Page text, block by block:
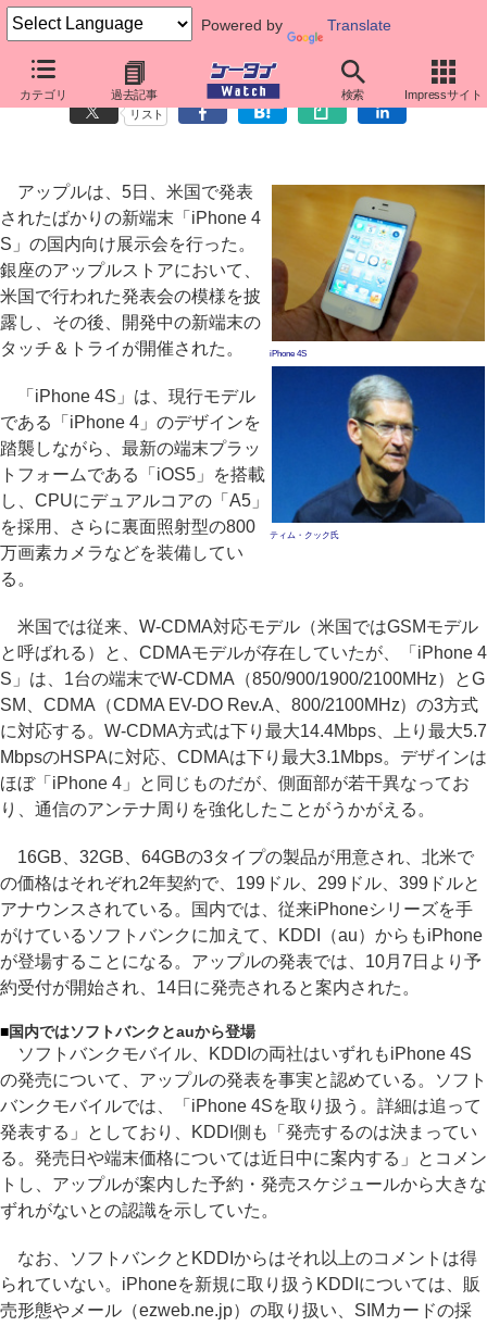
Powered by Translate
カテゴリ 過去記事 検索 Impressサイト
国内初お披露目の「iPhone 4S」、iOS 5の新機能など紹介
リスト
iPhone 4S
ティム・クック氏
アップルは、5日、米国で発表
されたばかりの新端末「iPhone 4
S」の国内向け展示会を行った。
銀座のアップルストアにおいて、
米国で行われた発表会の模様を披
露し、その後、開発中の新端末の
タッチ＆トライが開催された。
「iPhone 4S」は、現行モデル
である「iPhone 4」のデザインを
踏襲しながら、最新の端末プラッ
トフォームである「iOS5」を搭載
し、CPUにデュアルコアの「A5」
を採用、さらに裏面照射型の800
万画素カメラなどを装備してい
る。
米国では従来、W-CDMA対応モデル（米国ではGSMモデル
と呼ばれる）と、CDMAモデルが存在していたが、「iPhone 4
S」は、1台の端末でW-CDMA（850/900/1900/2100MHz）とG
SM、CDMA（CDMA EV-DO Rev.A、800/2100MHz）の3方式
に対応する。W-CDMA方式は下り最大14.4Mbps、上り最大5.7
MbpsのHSPAに対応、CDMAは下り最大3.1Mbps。デザインは
ほぼ「iPhone 4」と同じものだが、側面部が若干異なってお
り、通信のアンテナ周りを強化したことがうかがえる。
16GB、32GB、64GBの3タイプの製品が用意され、北米で
の価格はそれぞれ2年契約で、199ドル、299ドル、399ドルと
アナウンスされている。国内では、従来iPhoneシリーズを手
がけているソフトバンクに加えて、KDDI（au）からもiPhone
が登場することになる。アップルの発表では、10月7日より予
約受付が開始され、14日に発売されると案内された。
■国内ではソフトバンクとauから登場
ソフトバンクモバイル、KDDIの両社はいずれもiPhone 4S
の発売について、アップルの発表を事実と認めている。ソフト
バンクモバイルでは、「iPhone 4Sを取り扱う。詳細は追って
発表する」としており、KDDI側も「発売するのは決まってい
る。発売日や端末価格については近日中に案内する」とコメン
トし、アップルが案内した予約・発売スケジュールから大きな
ずれがないとの認識を示していた。
なお、ソフトバンクとKDDIからはそれ以上のコメントは得
られていない。iPhoneを新規に取り扱うKDDIについては、販
売形態やメール（ezweb.ne.jp）の取り扱い、SIMカードの採